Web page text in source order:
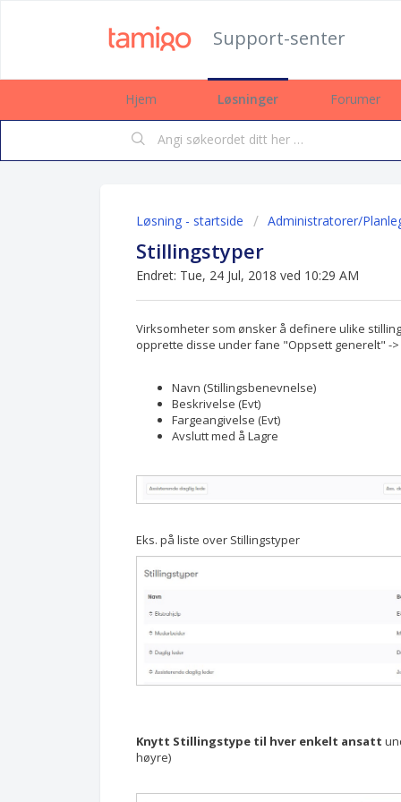
Support-senter
Hjem Løsninger Forumer
Løsning - startside Administratorer/
Stillingstyper
Endret: Tue, 24 Jul, 2018 ved 10:29 AM
Virksomheter som ønsker å definere ulike
opprette disse under fane "Oppsett generelt" -
Navn (Stillingsbenevnelse)
Beskrivelse (Evt)
Fargeangivelse (Evt)
Avslutt med å Lagre
Eks. på liste over Stillingstyper
Knytt Stillingstype til hver enkelt ansatt
høyre)